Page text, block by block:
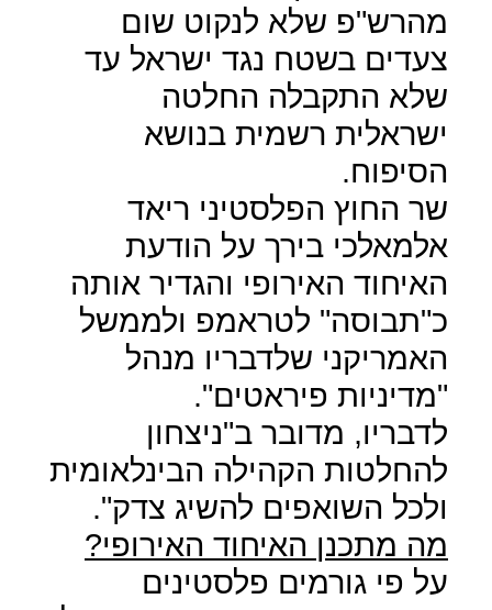
מהרש"פ שלא לנקוט שום
צעדים בשטח נגד ישראל עד
שלא התקבלה החלטה
ישראלית רשמית בנושא
הסיפוח.
שר החוץ הפלסטיני ריאד
אלמאלכי בירך על הודעת
האיחוד האירופי והגדיר אותה
כ"תבוסה" לטראמפ ולממשל
האמריקני שלדבריו מנהל
"מדיניות פיראטים".
לדבריו, מדובר ב"ניצחון
להחלטות הקהילה הבינלאומית
ולכל השואפים להשיג צדק".
מה מתכנן האיחוד האירופי?
על פי גורמים פלסטינים